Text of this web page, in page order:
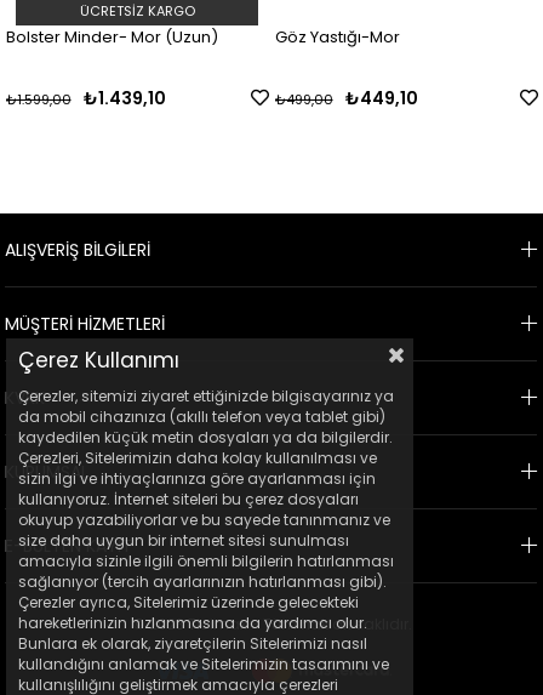
Minder- Mor (Uzun)
₺1.439,10
ÜCRETSIZ KARGO
Göz Yastığı-Mor
₺449,10
₺499,00
ALIŞVERİŞ BİLGİLERİ
MÜŞTERİ HİZMETLERİ
KVKK
KURUMSAL
E-BÜLTEN KAYIT
© 2023 Ticimax - Tüm hakları saklıdır.
Çerez Kullanımı
Çerezler, sitemizi ziyaret ettiğinizde bilgisayarınız ya
da mobil cihazınıza (akıllı telefon veya tablet gibi)
kaydedilen küçük metin dosyaları ya da bilgilerdir.
Çerezleri, Sitelerimizin daha kolay kullanılması ve
sizin ilgi ve ihtiyaçlarınıza göre ayarlanması için
kullanıyoruz. İnternet siteleri bu çerez dosyaları
okuyup yazabiliyorlar ve bu sayede tanınmanız ve
size daha uygun bir internet sitesi sunulması
amacıyla sizinle ilgili önemli bilgilerin hatırlanması
sağlanıyor (tercih ayarlarınızın hatırlanması gibi).
Çerezler ayrıca, Sitelerimiz üzerinde gelecekteki
hareketlerinizin hızlanmasına da yardımcı olur.
Bunlara ek olarak, ziyaretçilerin Sitelerimizi nasıl
kullandığını anlamak ve Sitelerimizin tasarımını ve
kullanışlılığını geliştirmek amacıyla çerezleri